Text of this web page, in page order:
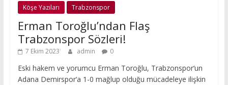
Köşe Yazıları Trabzonspor
Erman Toroğlu’ndan Flaş
Trabzonspor Sözleri!
7 Ekim 2023 admin 0
Eski hakem ve yorumcu Erman Toroğlu, Trabzonspor‘un
Adana Demirspor‘a 1-0 mağlup olduğu mücadeleye ilişkin